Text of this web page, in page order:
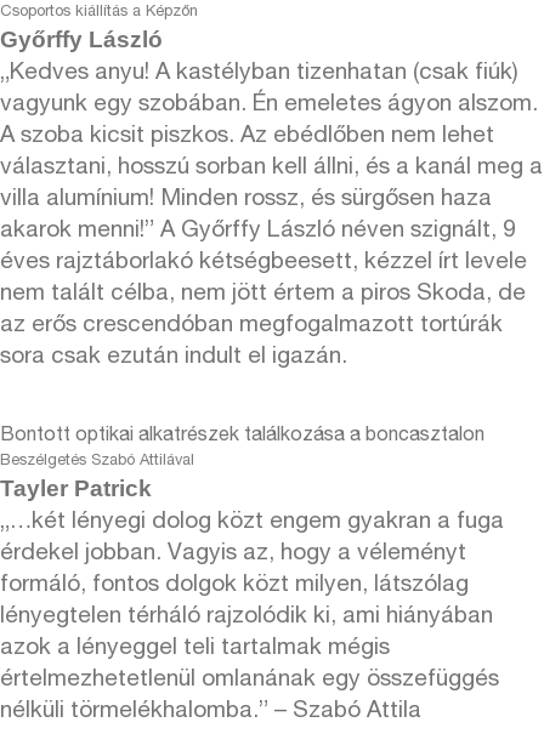
Csoportos kiállítás a Képzőn
Győrffy László
„Kedves anyu! A kastélyban tizenhatan (csak fiúk)
vagyunk egy szobában. Én emeletes ágyon alszom.
A szoba kicsit piszkos. Az ebédlőben nem lehet
választani, hosszú sorban kell állni, és a kanál meg a
villa alumínium! Minden rossz, és sürgősen haza
akarok menni!” A Győrffy László néven szignált, 9
éves rajztáborlakó kétségbeesett, kézzel írt levele
nem talált célba, nem jött értem a piros Skoda, de
az erős crescendóban megfogalmazott tortúrák
sora csak ezután indult el igazán.
Bontott optikai alkatrészek találkozása a boncasztalon
Beszélgetés Szabó Attilával
Tayler Patrick
„…két lényegi dolog közt engem gyakran a fuga
érdekel jobban. Vagyis az, hogy a véleményt
formáló, fontos dolgok közt milyen, látszólag
lényegtelen térháló rajzolódik ki, ami hiányában
azok a lényeggel teli tartalmak mégis
értelmezhetetlenül omlanának egy összefüggés
nélküli törmelékhalomba.” – Szabó Attila